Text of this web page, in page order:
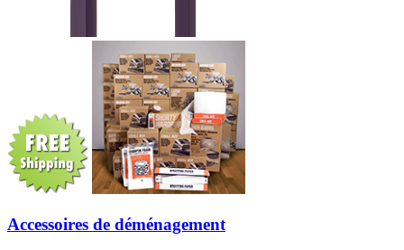
Accessoires de déménagement